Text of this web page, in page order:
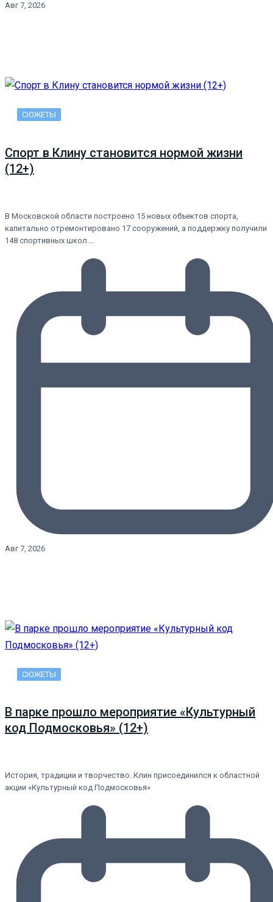
Авг 7, 2026
СЮЖЕТЫ
Спорт в Клину становится нормой жизни
(12+)
В Московской области построено 15 новых объектов спорта,
капитально отремонтировано 17 сооружений, а поддержку получили
148 спортивных школ.…
Авг 7, 2026
СЮЖЕТЫ
В парке прошло мероприятие «Культурный
код Подмосковья» (12+)
История, традиции и творчество. Клин присоединился к областной
акции «Культурный код Подмосковья»